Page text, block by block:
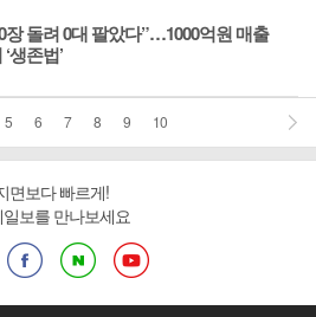
장 돌려 0대 팔았다”…1000억원 매출
생존법’
5 6 7 8 9 10
면보다 빠르게!
보를 만나보세요